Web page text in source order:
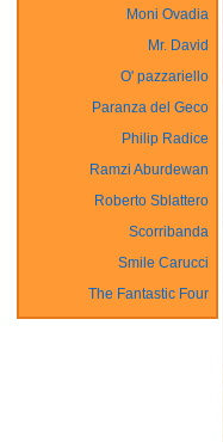
Moni Ovadia
Mr. David
O' pazzariello
Paranza del Geco
Philip Radice
Ramzi Aburdewan
Roberto Sblattero
Scorribanda
Smile Carucci
The Fantastic Four